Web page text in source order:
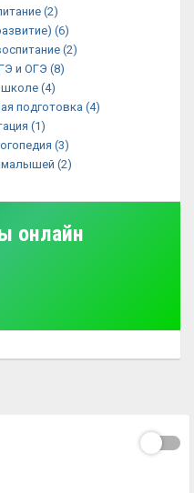
(2)
(6)
(2)
и ОГЭ (8)
школе (4)
подготовка (4)
(1)
(3)
малышей (2)
онлайн